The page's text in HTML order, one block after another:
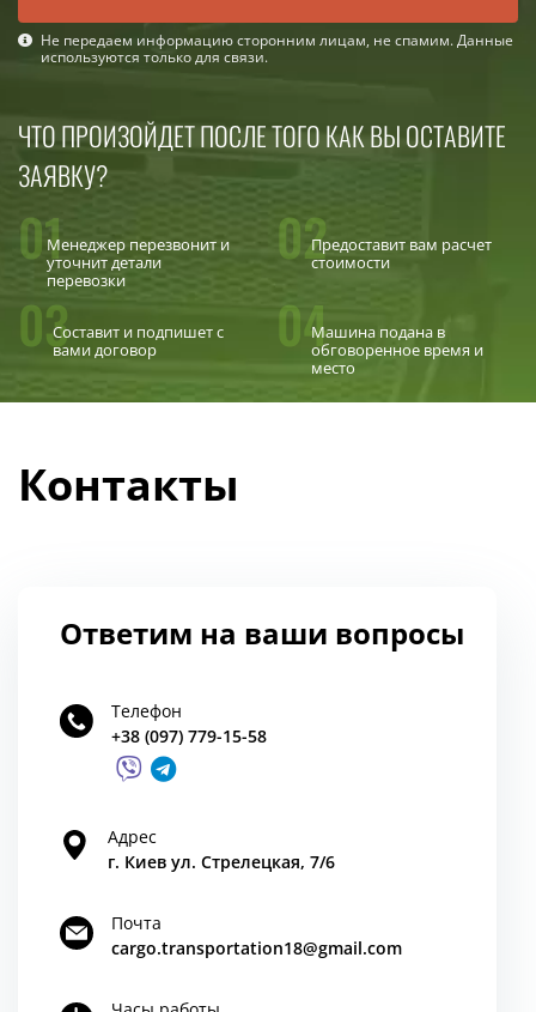
Не передаем информацию сторонним лицам, не спамим. Данные
используются только для связи.
ЧТО ПРОИЗОЙДЕТ ПОСЛЕ ТОГО КАК ВЫ ОСТАВИТЕ
ЗАЯВКУ?
01Менеджер перезвонит и
уточнит детали
перевозки
02Предоставит вам расчет
стоимости
03Составит и подпишет с
вами договор
04Машина подана в
обговоренное время и
место
Контакты
Ответим на ваши вопросы
Телефон
+38 (097) 779-15-58
Адрес
г. Киев ул. Стрелецкая, 7/6
Почта
cargo.transportation18@gmail.com